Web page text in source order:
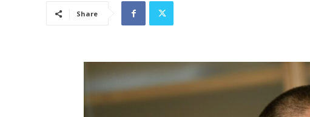
Share